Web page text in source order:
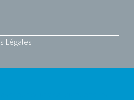
Légales